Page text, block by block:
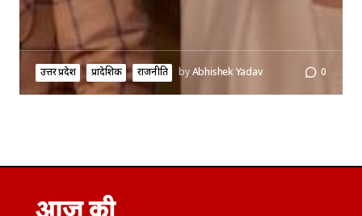
उत्तर प्रदेश प्रादेशिक राजनीति byAbhishek Yadav 0